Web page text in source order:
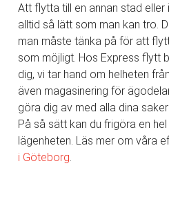
Att flytta till en annan stad
alltid så lätt som man kan tro.
man måste tänka på för att
som möjligt. Hos Express flytt
dig, vi tar hand om helheten
även magasinering för
göra dig av med alla dina
På så sätt kan du frigöra en
lägenheten. Läs mer om våra
i Göteborg